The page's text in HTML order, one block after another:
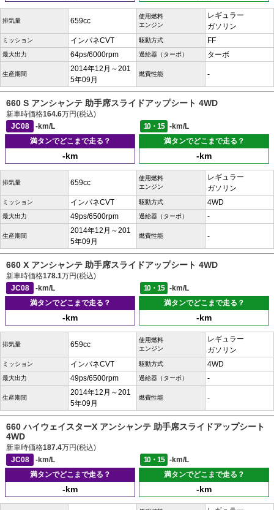
排気量 659cc
使用燃料
エンジン
レギュラー
ガソリン
ミッション インパネCVT 駆動方式 FF
最大出力 64ps/6000rpm 過給器（ターボ） ターボ
生産期間
2014年12月～201
5年09月
燃費性能 -
660 S アンシャンテ 助手席スライドアップシート 4WD
新車時価格164.6万円(税込)
JC08
-km/L 10・15
-km/L
満タンでどこまで走る？
-km
満タンでどこまで走る？
-km
排気量 659cc
使用燃料
エンジン
レギュラー
ガソリン
ミッション インパネCVT 駆動方式 4WD
最大出力 49ps/6500rpm 過給器（ターボ） -
生産期間
2014年12月～201
5年09月
燃費性能 -
660 X アンシャンテ 助手席スライドアップシート 4WD
新車時価格178.1万円(税込)
JC08
-km/L 10・15
-km/L
満タンでどこまで走る？
-km
満タンでどこまで走る？
-km
排気量 659cc
使用燃料
エンジン
レギュラー
ガソリン
ミッション インパネCVT 駆動方式 4WD
最大出力 49ps/6500rpm 過給器（ターボ） -
生産期間
2014年12月～201
5年09月
燃費性能 -
660 ハイウェイスターX アンシャンテ 助手席スライドアップシート
4WD
新車時価格187.4万円(税込)
JC08
-km/L 10・15
-km/L
満タンでどこまで走る？
-km
満タンでどこまで走る？
-km